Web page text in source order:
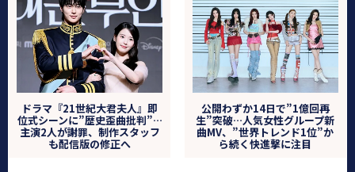
ドラマ『21世紀大君夫人』即
位式シーンに”歴史歪曲批判”…
主演2人が謝罪、制作スタッフ
も配信版の修正へ
公開わずか14日で”1億回再
生”突破…人気女性グループ新
曲MV、”世界トレンド1位”か
ら続く快進撃に注目